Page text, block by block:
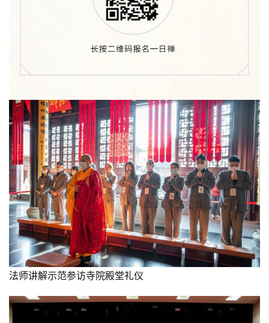
资
法师讲解示范参访寺院殿堂礼仪